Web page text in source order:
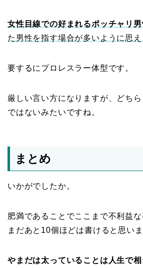
女性目線での好まれるポッチャリ
た男性を指す場合が多いように思え
要するにプロレスラー体型です。
厳しい言い方になりますが、どち
ではないみたいですね。
まとめ
いかがでしたか。
肥満であることでここまで不利益な
まだあと10個ほどは書けると思いま
やまだは太っていることは人生で